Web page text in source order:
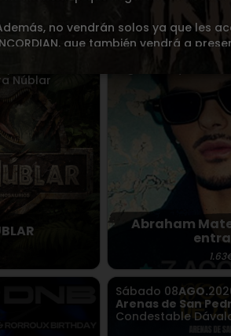
no vendrán solos ya que les
que también vendrá a
Núblar
Abraham
Sábado 08AGO.
Arenas de San
Condestable